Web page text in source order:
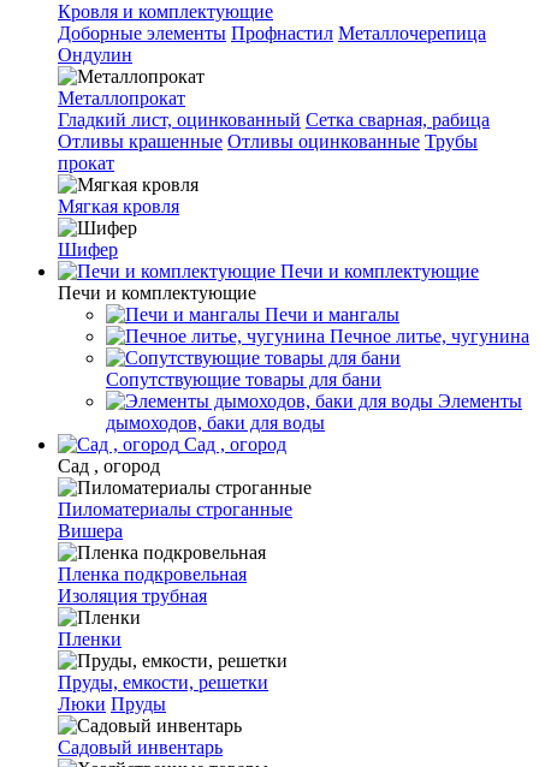
Кровля и комплектующие
Доборные элементы Профнастил Металлочерепица
Ондулин
Металлопрокат
Гладкий лист, оцинкованный Сетка сварная, рабица
Отливы крашенные Отливы оцинкованные Трубы
прокат
Мягкая кровля
Шифер
Печи и комплектующие
Печи и комплектующие
Печи и мангалы
Печное литье, чугунина
Сопутствующие товары для бани
Элементы
дымоходов, баки для воды
Сад , огород
Сад , огород
Пиломатериалы строганные
Вишера
Пленка подкровельная
Изоляция трубная
Пленки
Пруды, емкости, решетки
Люки Пруды
Садовый инвентарь